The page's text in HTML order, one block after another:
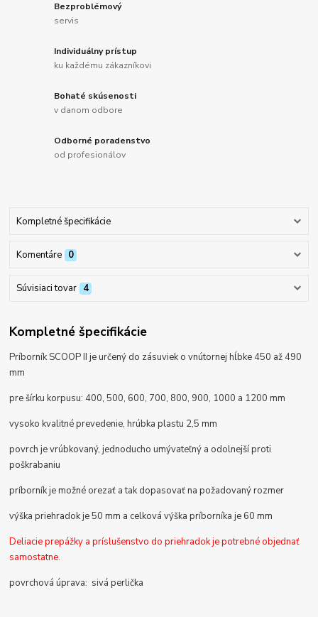
Bezproblémový
servis
Individuálny prístup
ku každému zákazníkovi
Bohaté skúsenosti
v danom odbore
Odborné poradenstvo
od profesionálov
Kompletné špecifikácie
Komentáre 0
Súvisiaci tovar 4
Kompletné špecifikácie
Príborník SCOOP II je určený do zásuviek o vnútornej hĺbke 450 až 490
mm
pre šírku korpusu: 400, 500, 600, 700, 800, 900, 1000 a 1200 mm
vysoko kvalitné prevedenie, hrúbka plastu 2,5 mm
povrch je vrúbkovaný, jednoducho umývateľný a odolnejší proti
poškrabaniu
príborník je možné orezať a tak dopasovať na požadovaný rozmer
výška priehradok je 50 mm a celková výška príborníka je 60 mm
Deliacie prepážky a príslušenstvo do priehradok je potrebné objednať
samostatne.
povrchová úprava: sivá perlička